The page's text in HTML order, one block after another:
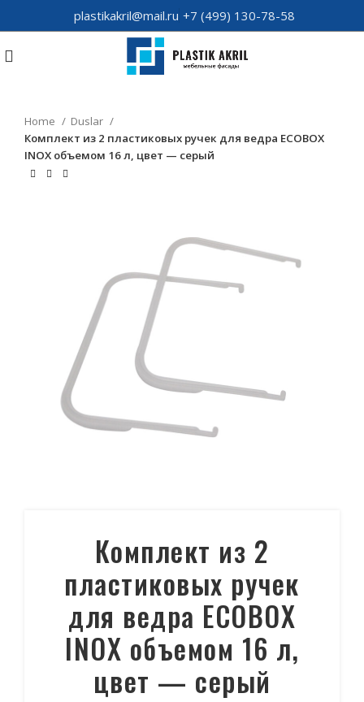
plastikakril@mail.ru +7 (499) 130-78-58
Home
Duslar
Комплект из 2 пластиковых ручек для ведра ECOBOX
INOX объемом 16 л, цвет — серый
Комплект из 2
пластиковых ручек
для ведра ECOBOX
INOX объемом 16 л,
цвет — серый